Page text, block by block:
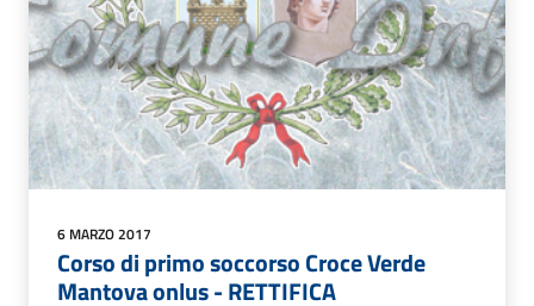
6 MARZO 2017
Corso di primo soccorso Croce Verde
Mantova onlus - RETTIFICA